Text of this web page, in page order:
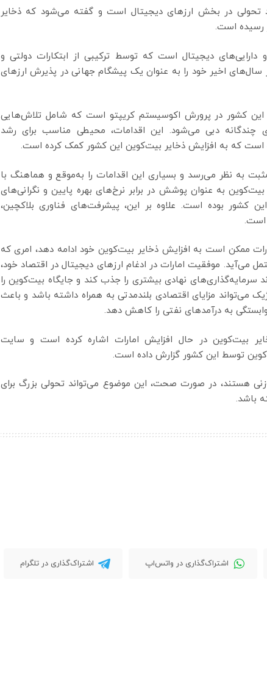
تحولی در بخش ارزهای دیجیتال است و گفته می‌شود که ذخایر
دارایی‌های دیجیتال است که توسط ترکیبی از ابتکارات دولتی و
اخیر خود را به عنوان یک پیشگام جهانی در پذیرش ارزهای
این کشور در پرورش اکوسیستم کریپتو است که شامل تلاش‌هایی
چندگانه دبی می‌شود. این اقدامات، محیطی مناسب برای رشد
است که به افزایش ذخایر بیت‌کوین این کشور کمک کرده است.
به نظر می‌رسد و بسیاری این اقدامات را به‌موقع و هماهنگ با
به عنوان پوشش در برابر نرخ‌های بهره پایین و نگرانی‌های
کشور بوده است. علاوه بر این، پیشرفت‌های فناوری بلاکچین،
است.
ممکن است به افزایش ذخایر بیت‌کوین خود ادامه دهد، امری که
می‌آید. موفقیت امارات در ادغام ارزهای دیجیتال در اقتصاد خود،
سرمایه‌گذاری‌های نهادی بیشتری را جذب کند و جایگاه بیت‌کوین را
می‌تواند مزایای اقتصادی بلندمدتی به همراه داشته باشد و باعث
به درآمدهای نفتی را کاهش دهد.
بیت‌کوین در حال افزایش امارات اشاره کرده است و سایت
توسط این کشور گزارش داده است.
هستند، در صورت صحت، این موضوع می‌تواند تحولی بزرگ برای
باشد.
اشتراک‌گذاری در واتس‌اپ اشتراک‌گذاری در تلگرام